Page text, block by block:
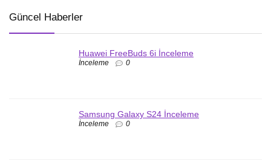
Güncel Haberler
Huawei FreeBuds 6i İnceleme
İnceleme 0
Samsung Galaxy S24 İnceleme
İnceleme 0